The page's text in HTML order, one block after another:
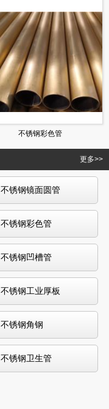
不锈钢彩色管
更多>>
不锈钢镜面圆管
不锈钢彩色管
不锈钢凹槽管
不锈钢工业厚板
不锈钢角钢
不锈钢卫生管